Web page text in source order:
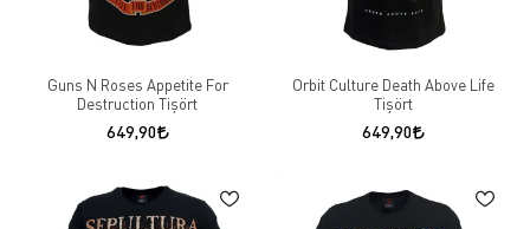
Guns N Roses Appetite For
Destruction Tişört
649,90
Orbit Culture Death Above Life
Tişört
649,90